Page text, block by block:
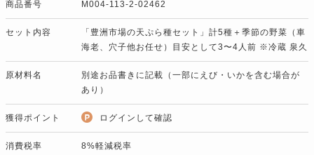
商品番号 M004-113-2-02462
セット内容
「豊洲市場の天ぷら種セット」計5種＋季節の野菜（車
海老、穴子他お任せ）目安として3〜4人前 ※冷蔵 泉久
原材料名
別途お品書きに記載（一部にえび・いかを含む場合が
あり）
獲得ポイント ログインして確認
消費税率 8%軽減税率